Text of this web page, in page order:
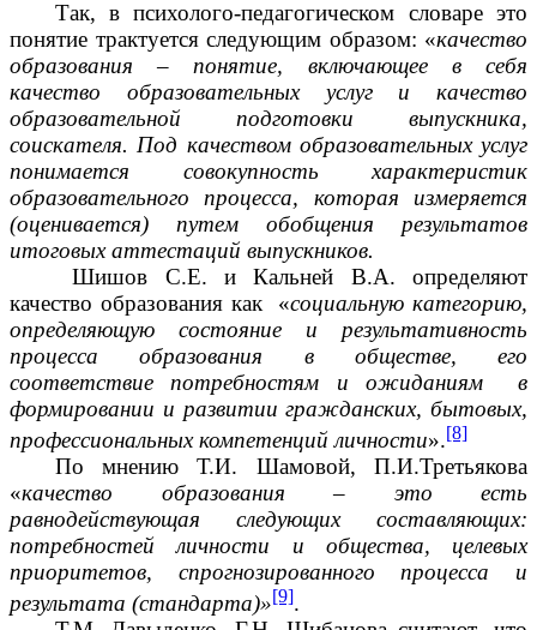
Так, в психолого-педагогическом словаре это
понятие трактуется следующим образом: «качество
образования – понятие, включающее в себя
качество образовательных услуг и качество
образовательной подготовки выпускника,
соискателя. Под качеством образовательных услуг
понимается совокупность характеристик
образовательного процесса, которая измеряется
(оценивается) путем обобщения результатов
итоговых аттестаций выпускников.
Шишов С.Е. и Кальней В.А. определяют
качество образования как «социальную категорию,
определяющую состояние и результативность
процесса образования в обществе, его
соответствие потребностям и ожиданиям в
формировании и развитии гражданских, бытовых,
профессиональных компетенций личности».[8]
По мнению Т.И. Шамовой, П.И.Третьякова
«качество образования – это есть
равнодействующая следующих составляющих:
потребностей личности и общества, целевых
приоритетов, спрогнозированного процесса и
результата (стандарта)»[9].